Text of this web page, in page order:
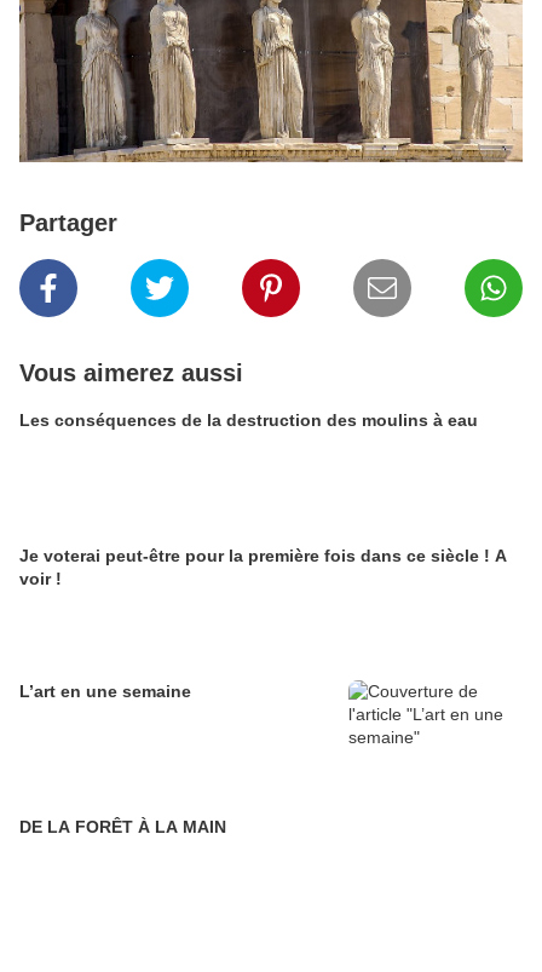
Partager
Vous aimerez aussi
Les conséquences de la destruction des moulins à eau
Je voterai peut-être pour la première fois dans ce siècle ! A
voir !
L’art en une semaine
DE LA FORÊT À LA MAIN